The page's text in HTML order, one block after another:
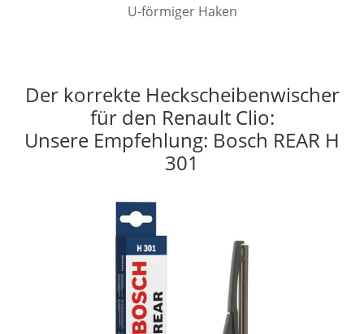
U-förmiger Haken
Der korrekte Heckscheibenwischer
für den Renault Clio:
Unsere Empfehlung: Bosch REAR H
301